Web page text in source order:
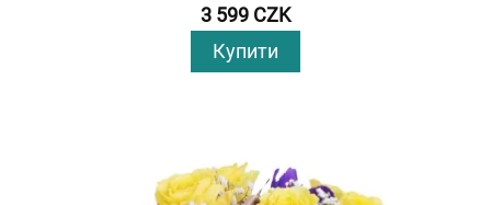
3 599 CZK
Купити